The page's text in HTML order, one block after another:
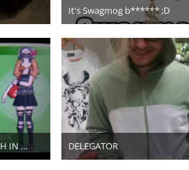
It's Swagmog b****** ;D
3. April 2018
2
SCHAUT MAL, WIE GEIL ICH IN POKÉMON X BIN, POAH :cursing: DELEGATOR
21. Mai 2016